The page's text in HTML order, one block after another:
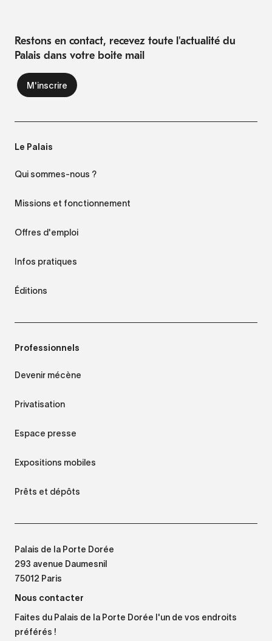
Restons en contact, recevez toute l'actualité du
Palais dans votre boite mail
Le Palais
Qui sommes-nous ?
Missions et fonctionnement
Offres d'emploi
Infos pratiques
Éditions
Professionnels
Devenir mécène
Privatisation
Espace presse
Expositions mobiles
Prêts et dépôts
Palais de la Porte Dorée
293 avenue Daumesnil
75012 Paris
Nous contacter
Faites du Palais de la Porte Dorée l'un de vos endroits
préférés !